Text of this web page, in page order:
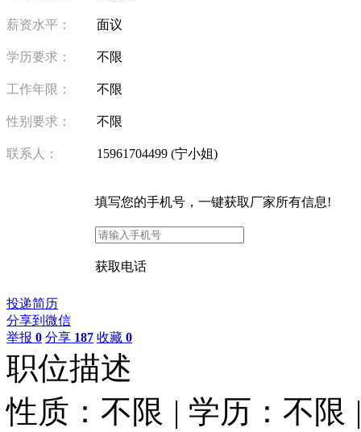
薪资水平： 面议
学历要求： 不限
工作年限： 不限
性别要求： 不限
联系人： 15961704499 (宁小姐)
填写您的手机号 ，一键获取厂家所有信息!
获取电话
投递简历
分享到微信
举报 0 分享 187 收藏 0
职位描述
性质：不限 | 学历：不限